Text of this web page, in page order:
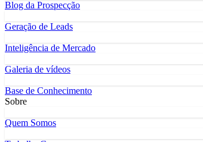
Blog da Prospecção
Geração de Leads
Inteligência de Mercado
Galeria de vídeos
Base de Conhecimento
Sobre
Quem Somos